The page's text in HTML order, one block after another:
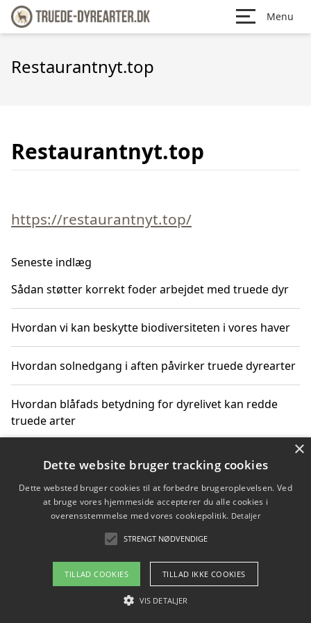
Menu
Restaurantnyt.top
Restaurantnyt.top
https://restaurantnyt.top/
Seneste indlæg
Sådan støtter korrekt foder arbejdet med truede dyr
Hvordan vi kan beskytte biodiversiteten i vores haver
Hvordan solnedgang i aften påvirker truede dyrearter
Hvordan blåfads betydning for dyrelivet kan redde
truede arter
Hvordan kan gaver til unge voksne støtte bevarelsen
Copyright 2026 - Pilanto Aps
Om / kontakt
Blog Betingelser
×
Dette website bruger tracking cookies
Dette websted bruger cookies til at forbedre brugeroplevelsen. Ved
at bruge vores hjemmeside accepterer du alle cookies i
overensstemmelse med vores cookiepolitik. Detaljer
STRENGT NØDVENDIGE
TILLAD COOKIES TILLAD IKKE COOKIES
VIS DETALJER